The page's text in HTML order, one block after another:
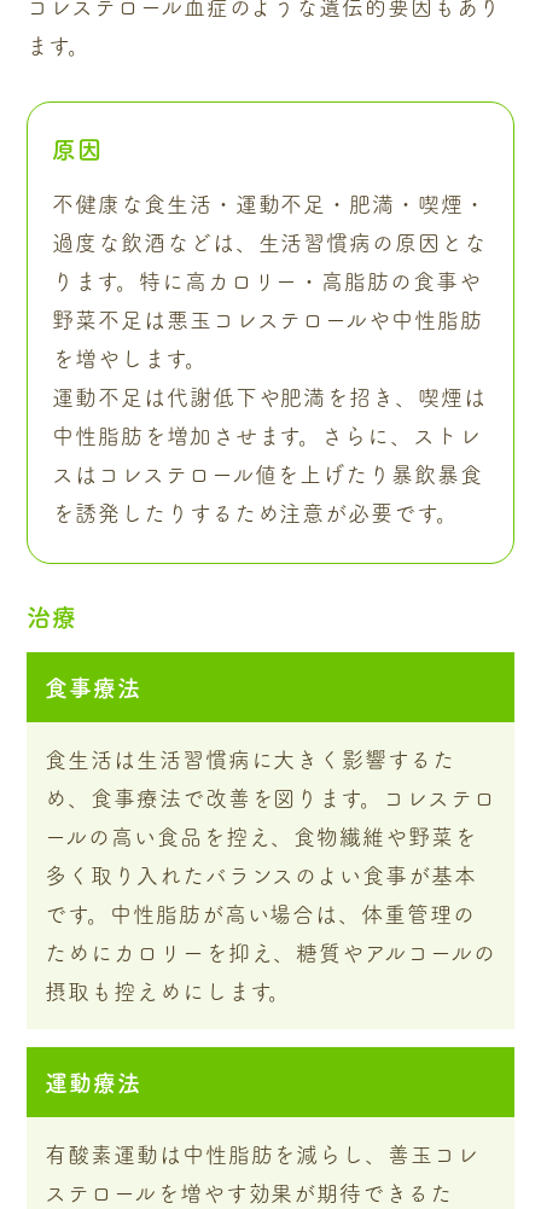
コレステロール血症のような遺伝的要因もあり
ます。
原因
不健康な食生活・運動不足・肥満・喫煙・
過度な飲酒などは、生活習慣病の原因とな
ります。特に高カロリー・高脂肪の食事や
野菜不足は悪玉コレステロールや中性脂肪
を増やします。
運動不足は代謝低下や肥満を招き、喫煙は
中性脂肪を増加させます。さらに、ストレ
スはコレステロール値を上げたり暴飲暴食
を誘発したりするため注意が必要です。
治療
食事療法
食生活は生活習慣病に大きく影響するた
め、食事療法で改善を図ります。コレステロ
ールの高い食品を控え、食物繊維や野菜を
多く取り入れたバランスのよい食事が基本
です。中性脂肪が高い場合は、体重管理の
ためにカロリーを抑え、糖質やアルコールの
摂取も控えめにします。
運動療法
有酸素運動は中性脂肪を減らし、善玉コレ
ステロールを増やす効果が期待できるた